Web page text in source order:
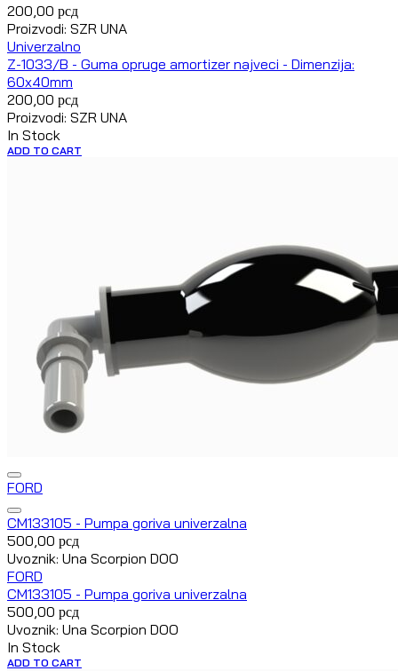
200,00 рсд
Proizvodi: SZR UNA
Univerzalno
Z-1033/B - Guma opruge amortizer najveci - Dimenzija:
60x40mm
200,00 рсд
Proizvodi: SZR UNA
In Stock
ADD TO CART
FORD
CM133105 - Pumpa goriva univerzalna
500,00 рсд
Uvoznik: Una Scorpion DOO
FORD
CM133105 - Pumpa goriva univerzalna
500,00 рсд
Uvoznik: Una Scorpion DOO
In Stock
ADD TO CART